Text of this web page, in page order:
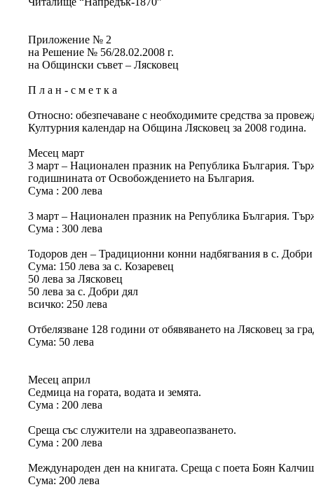
Приложение № 2
на Решение № 56/28.02.2008 г.
на Общински съвет – Лясковец
П л а н - с м е т к а
Относно: обезпечаване с необходимите средства за
Културния календар на Община Лясковец за 2008 година.
Месец март
3 март – Национален празник на Република България.
годишнината от Освобождението на България.
Сума : 200 лева
3 март – Национален празник на Република България.
Сума : 300 лева
Тодоров ден – Традиционни конни надбягвания в с.
Сума: 150 лева за с. Козаревец
50 лева за Лясковец
50 лева за с. Добри дял
всичко: 250 лева
Отбелязване 128 години от обявяването на Лясковец за
Сума: 50 лева
Месец април
Седмица на гората, водата и земята.
Сума : 200 лева
Среща със служители на здравеопазването.
Сума : 200 лева
Международен ден на книгата. Среща с поета Боян
Сума: 200 лева